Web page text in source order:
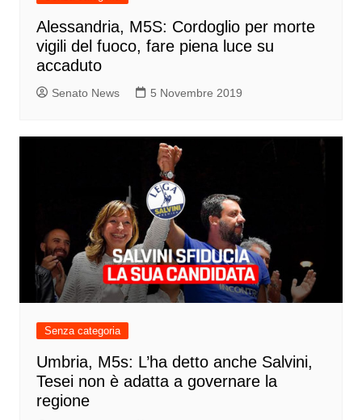
Alessandria, M5S: Cordoglio per morte
vigili del fuoco, fare piena luce su
accaduto
Senato News 5 Novembre 2019
Senza categoria
Umbria, M5s: L’ha detto anche Salvini,
Tesei non è adatta a governare la
regione